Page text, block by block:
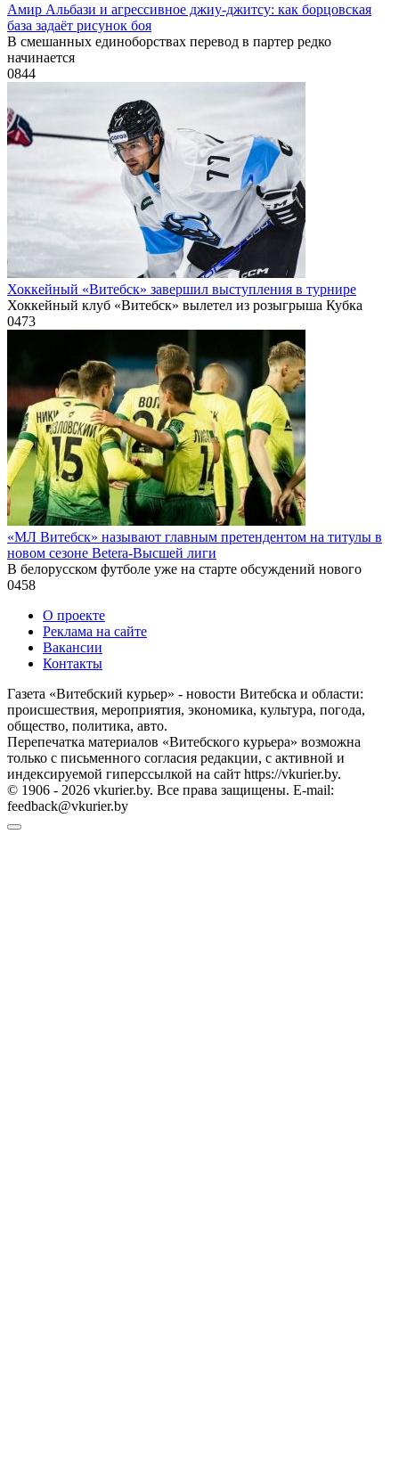
Амир Альбази и агрессивное джиу-джитсу: как борцовская
база задаёт рисунок боя
В смешанных единоборствах перевод в партер редко
начинается
0844
Хоккейный «Витебск» завершил выступления в турнире
Хоккейный клуб «Витебск» вылетел из розыгрыша Кубка
0473
«МЛ Витебск» называют главным претендентом на титулы в
новом сезоне Betera-Высшей лиги
В белорусском футболе уже на старте обсуждений нового
0458
О проекте
Реклама на сайте
Вакансии
Контакты
Газета «Витебский курьер» - новости Витебска и области:
происшествия, мероприятия, экономика, культура, погода,
общество, политика, авто.
Перепечатка материалов «Витебского курьера» возможна
только с письменного согласия редакции, с активной и
индексируемой гиперссылкой на сайт https://vkurier.by.
© 1906 - 2026 vkurier.by. Все права защищены. E-mail:
feedback@vkurier.by